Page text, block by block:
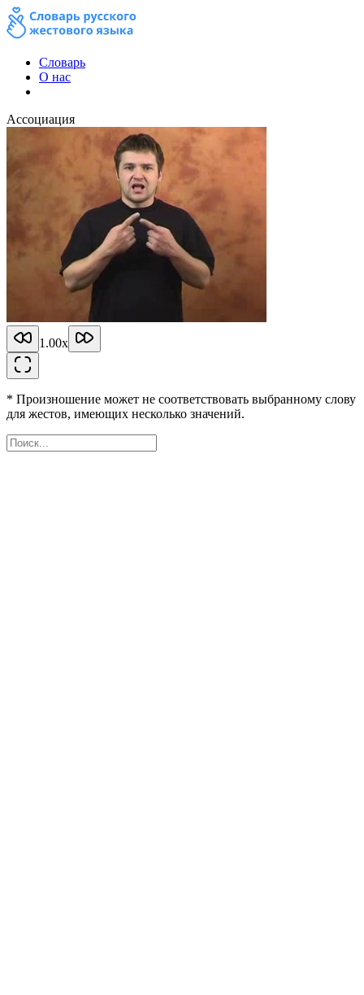
Словарь
О нас
Ассоциация
1.00x
* Произношение может не соответствовать выбранному слову
для жестов, имеющих несколько значений.